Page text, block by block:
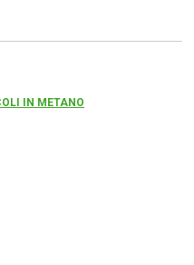
IN METANO